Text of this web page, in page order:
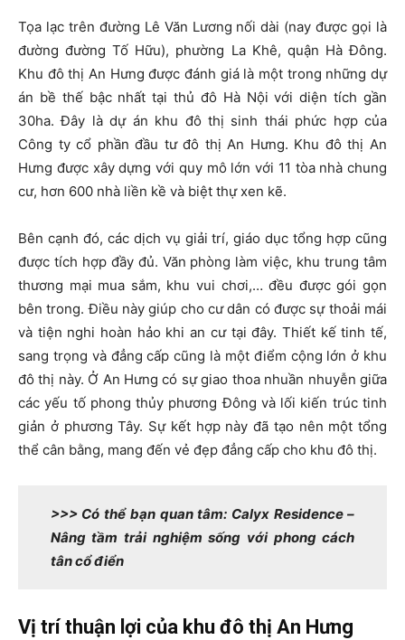
Tọa lạc trên đường Lê Văn Lương nối dài (nay được gọi là
đường đường Tố Hữu), phường La Khê, quận Hà Đông.
Khu đô thị An Hưng được đánh giá là một trong những dự
án bề thế bậc nhất tại thủ đô Hà Nội với diện tích gần
30ha. Đây là dự án khu đô thị sinh thái phức hợp của
Công ty cổ phần đầu tư đô thị An Hưng. Khu đô thị An
Hưng được xây dựng với quy mô lớn với 11 tòa nhà chung
cư, hơn 600 nhà liền kề và biệt thự xen kẽ.
Bên cạnh đó, các dịch vụ giải trí, giáo dục tổng hợp cũng
được tích hợp đầy đủ. Văn phòng làm việc, khu trung tâm
thương mại mua sắm, khu vui chơi,… đều được gói gọn
bên trong. Điều này giúp cho cư dân có được sự thoải mái
và tiện nghi hoàn hảo khi an cư tại đây. Thiết kế tinh tế,
sang trọng và đẳng cấp cũng là một điểm cộng lớn ở khu
đô thị này. Ở An Hưng có sự giao thoa nhuần nhuyễn giữa
các yếu tố phong thủy phương Đông và lối kiến trúc tinh
giản ở phương Tây. Sự kết hợp này đã tạo nên một tổng
thể cân bằng, mang đến vẻ đẹp đẳng cấp cho khu đô thị.
>>> Có thể bạn quan tâm: Calyx Residence –
Nâng tầm trải nghiệm sống với phong cách
tân cổ điển
Vị trí thuận lợi của khu đô thị An Hưng